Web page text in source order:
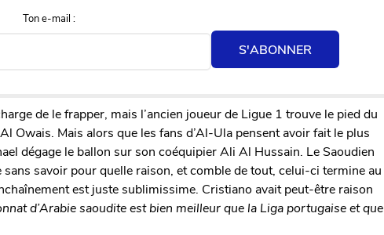
Ton e-mail :
S'ABONNER
de le frapper, mais l’ancien joueur de Ligue 1 trouve le pied du
Owais. Mais alors que les fans d’Al-Ula pensent avoir fait le plus
dégage le ballon sur son coéquipier Ali Al Hussain. Le Saoudien
savoir pour quelle raison, et comble de tout, celui-ci termine au
est juste sublimissime. Cristiano avait peut-être raison
d’Arabie saoudite est bien meilleur que la Liga portugaise et que